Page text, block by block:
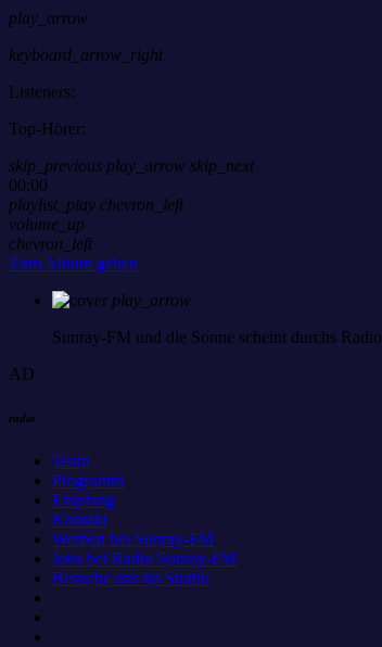
play_arrow
keyboard_arrow_right
Listeners:
Top-Hörer:
skip_previous play_arrow skip_next
00:00
playlist_play chevron_left
volume_up
chevron_left
Zum Album gehen
play_arrow
Sunray-FM und die Sonne scheint durchs Radio
AD
radio
Team
Programm
Empfang
Kontakt
Werben bei Sunray-FM
Jobs bei Radio Sunray-FM
Besuche uns im Studio